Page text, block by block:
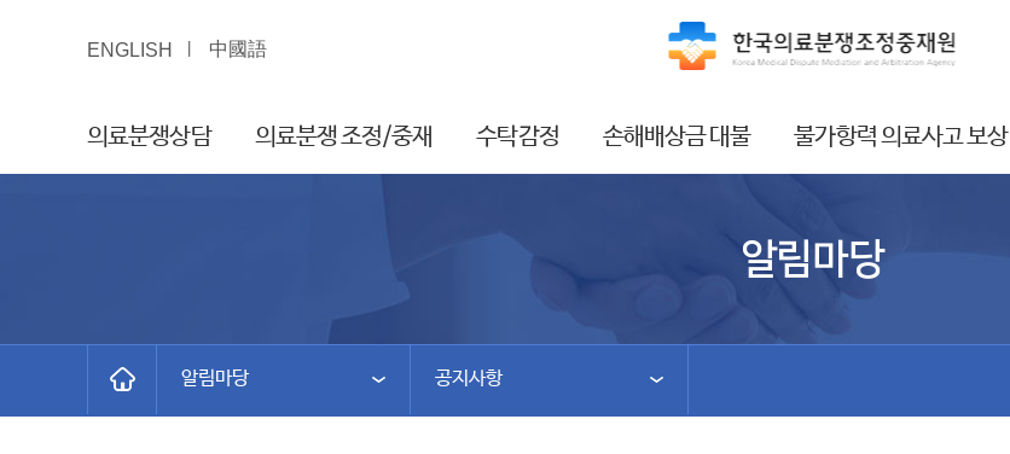
ENGLISH 中國語
의료분쟁상담 의료분쟁 조정/중재 수탁감정 손해배상금 대불 불가항력 의료사고 보상
알림마당
알림마당 공지사항